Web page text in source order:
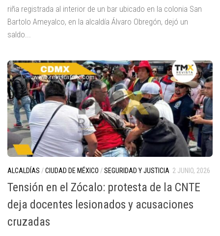
riña registrada al interior de un bar ubicado en la colonia San
Bartolo Ameyalco, en la alcaldía Álvaro Obregón, dejó un
saldo...
ALCALDÍAS /CIUDAD DE MÉXICO /SEGURIDAD Y JUSTICIA 2 JUNIO, 2026
Tensión en el Zócalo: protesta de la CNTE
deja docentes lesionados y acusaciones
cruzadas